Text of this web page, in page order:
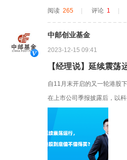
阅读 265 | 评论 1 |
中邮创业基金
2023-12-15 09:41
【经理说】延续震荡
自11月末开启的又一轮港股
在上市公司季报披露后，以
数尚呈震荡之势。对于港股
近3年98%的水平...